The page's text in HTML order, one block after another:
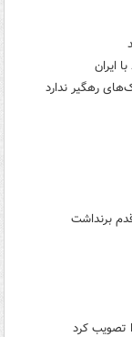
ایران
رهگیر ندارد
برنداشت
تصویب کرد